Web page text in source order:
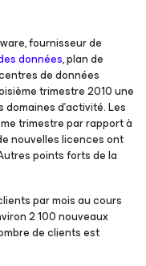
fournisseur de
données, plan de
de données
trimestre 2010 une
d’activité. Les
trimestre par rapport à
nouvelles licences ont
points forts de la
par mois au cours
2 100 nouveaux
de clients est